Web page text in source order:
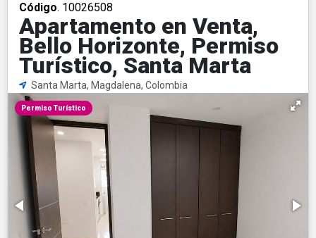
Código. 10026508
Apartamento en Venta,
Bello Horizonte, Permiso
Turístico, Santa Marta
Santa Marta, Magdalena, Colombia
Permiso Turístico